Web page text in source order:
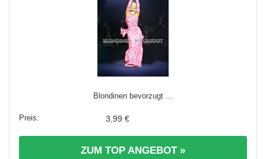
Blondinen bevorzugt ...
3,99 €
ZUM TOP ANGEBOT »